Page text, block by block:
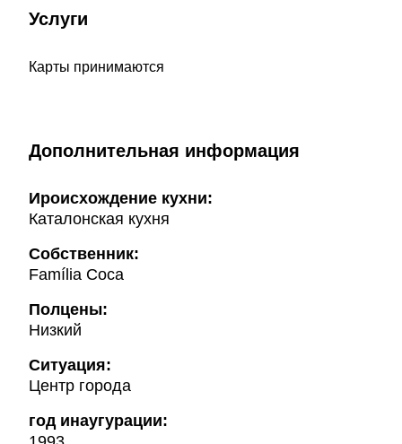
Услуги
Карты принимаются
Дополнительная информация
Ироисхождение кухни:
Каталонская кухня
Собственник:
Família Coca
Полцены:
Низкий
Ситуация:
Центр города
год инаугурации: